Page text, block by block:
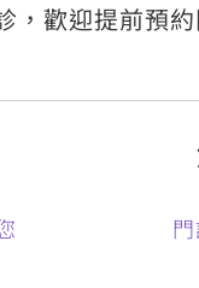
歡迎提前預約